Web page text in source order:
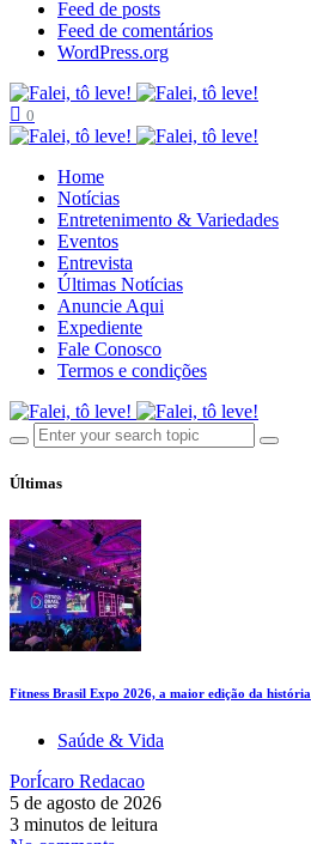
Feed de posts
Feed de comentários
WordPress.org
0
Home
Notícias
Entretenimento & Variedades
Eventos
Entrevista
Últimas Notícias
Anuncie Aqui
Expediente
Fale Conosco
Termos e condições
Últimas
Fitness Brasil Expo 2026, a maior edição da história
Saúde & Vida
PorÍcaro Redacao
5 de agosto de 2026
3 minutos de leitura